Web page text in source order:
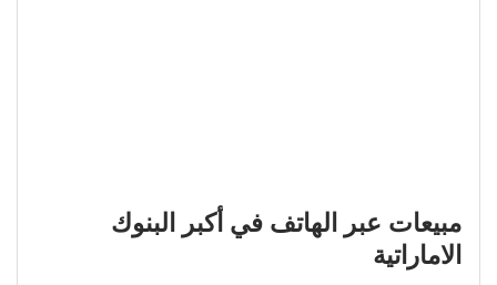
مبيعات عبر الهاتف في أكبر البنوك
الاماراتية